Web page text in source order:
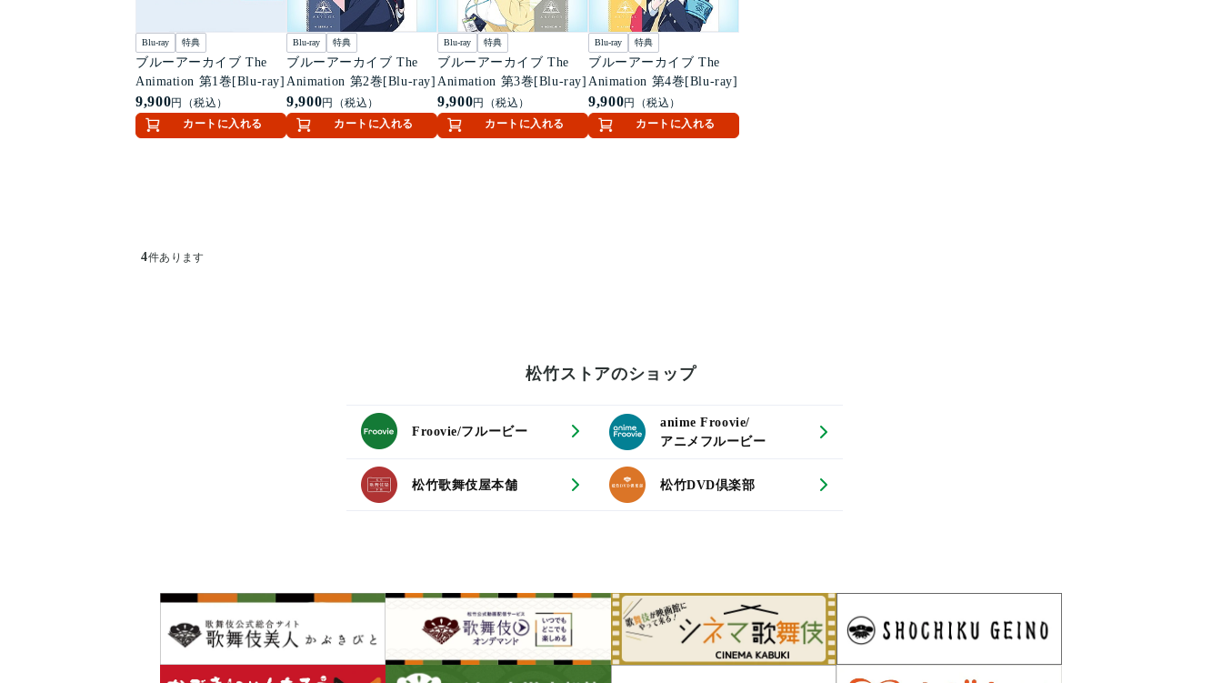
Blu-ray 特典
ブルーアーカイブ The
Animation 第1巻[Blu-ray]
9,900円（税込）
カートに入れる
Blu-ray 特典
ブルーアーカイブ The
Animation 第2巻[Blu-ray]
9,900円（税込）
カートに入れる
Blu-ray 特典
ブルーアーカイブ The
Animation 第3巻[Blu-ray]
9,900円（税込）
カートに入れる
Blu-ray 特典
ブルーアーカイブ The
Animation 第4巻[Blu-ray]
9,900円（税込）
カートに入れる
4件あります
松竹ストアのショップ
Froovie/フルービー
anime Froovie/
アニメフルービー
松竹歌舞伎屋本舗 松竹DVD倶楽部